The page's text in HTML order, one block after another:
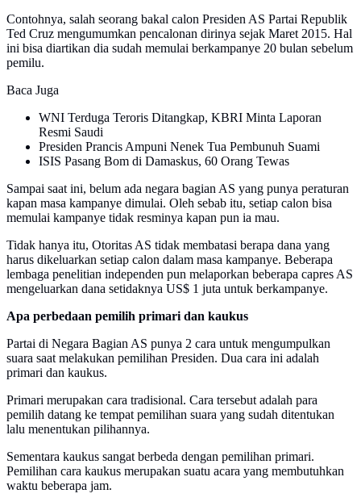
Contohnya, salah seorang bakal calon Presiden AS Partai Republik
Ted Cruz mengumumkan pencalonan dirinya sejak Maret 2015. Hal
ini bisa diartikan dia sudah memulai berkampanye 20 bulan sebelum
pemilu.
Baca Juga
WNI Terduga Teroris Ditangkap, KBRI Minta Laporan
Resmi Saudi
Presiden Prancis Ampuni Nenek Tua Pembunuh Suami
ISIS Pasang Bom di Damaskus, 60 Orang Tewas
Sampai saat ini, belum ada negara bagian AS yang punya peraturan
kapan masa kampanye dimulai. Oleh sebab itu, setiap calon bisa
memulai kampanye tidak resminya kapan pun ia mau.
Tidak hanya itu, Otoritas AS tidak membatasi berapa dana yang
harus dikeluarkan setiap calon dalam masa kampanye. Beberapa
lembaga penelitian independen pun melaporkan beberapa capres AS
mengeluarkan dana setidaknya US$ 1 juta untuk berkampanye.
Apa perbedaan pemilih primari dan kaukus
Partai di Negara Bagian AS punya 2 cara untuk mengumpulkan
suara saat melakukan pemilihan Presiden. Dua cara ini adalah
primari dan kaukus.
Primari merupakan cara tradisional. Cara tersebut adalah para
pemilih datang ke tempat pemilihan suara yang sudah ditentukan
lalu menentukan pilihannya.
Sementara kaukus sangat berbeda dengan pemilihan primari.
Pemilihan cara kaukus merupakan suatu acara yang membutuhkan
waktu beberapa jam.